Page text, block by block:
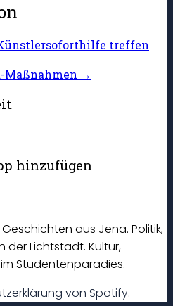
treffen
Maßnahmen →
hinzufügen
aus Jena. Politik,
der Lichtstadt. Kultur,
Studentenparadies.
von Spotify.